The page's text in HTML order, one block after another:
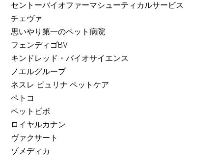
セントーバイオファーマシューティカルサービス
チェヴァ
思いやり第一のペット病院
フェンディゴBV
キンドレッド・バイオサイエンス
ノエルグループ
ネスレ ピュリナ ペットケア
ペトコ
ペットビボ
ロイヤルカナン
ヴァクサート
ゾメディカ